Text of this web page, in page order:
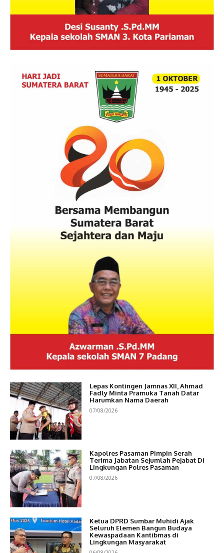
Lepas Kontingen Jamnas XII, Ahmad
Fadly Minta Pramuka Tanah Datar
Harumkan Nama Daerah
07/08/2026
Kapolres Pasaman Pimpin Serah
Terima Jabatan Sejumlah Pejabat Di
Lingkungan Polres Pasaman
07/08/2026
Ketua DPRD Sumbar Muhidi Ajak
Seluruh Elemen Bangun Budaya
Kewaspadaan Kantibmas di
Lingkungan Masyarakat